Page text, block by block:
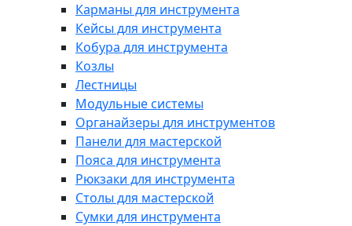
Карманы для инструмента
Кейсы для инструмента
Кобура для инструмента
Козлы
Лестницы
Модульные системы
Органайзеры для инструментов
Панели для мастерской
Пояса для инструмента
Рюкзаки для инструмента
Столы для мастерской
Сумки для инструмента